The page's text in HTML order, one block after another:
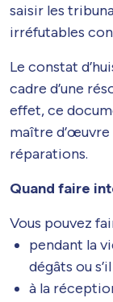
saisir les
irréfutables
Le constat
cadre d’une
effet, ce
maître
réparations.
Quand faire
Vous pouvez
pendant la
dégâts ou
à la